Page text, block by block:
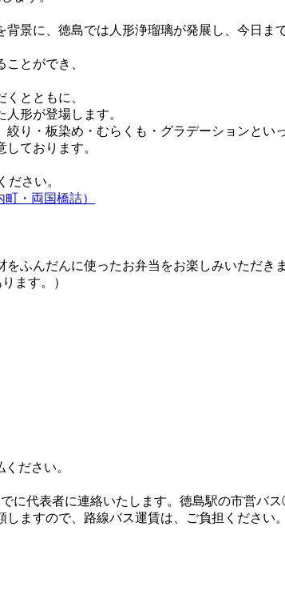
景に、徳島では人形浄瑠璃が発展し、今日ま
とができ、
とともに、
形が登場します。
り・板染め・むらくも・グラデーションとい
ております。
ださい。
・両国橋詰）
ふんだんに使ったお弁当をお楽しみいただきま
ます。）
ださい。
に代表者に連絡いたします。徳島駅の市営バ
ますので、路線バス運賃は、ご負担ください。